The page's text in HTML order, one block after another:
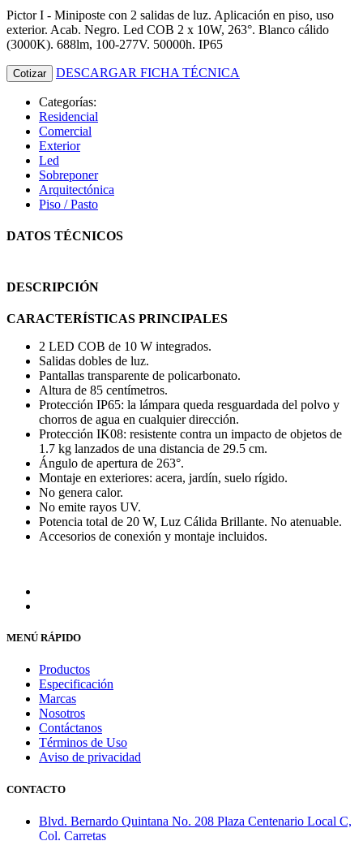
Pictor I - Miniposte con 2 salidas de luz. Aplicación en piso, uso
exterior. Acab. Negro. Led COB 2 x 10W, 263°. Blanco cálido
(3000K). 688lm, 100-277V. 50000h. IP65
Cotizar DESCARGAR FICHA TÉCNICA
Categorías:
Residencial
Comercial
Exterior
Led
Sobreponer
Arquitectónica
Piso / Pasto
DATOS TÉCNICOS
DESCRIPCIÓN
CARACTERÍSTICAS PRINCIPALES
2 LED COB de 10 W integrados.
Salidas dobles de luz.
Pantallas transparente de policarbonato.
Altura de 85 centímetros.
Protección IP65: la lámpara queda resguardada del polvo y
chorros de agua en cualquier dirección.
Protección IK08: resistente contra un impacto de objetos de
1.7 kg lanzados de una distancia de 29.5 cm.
Ángulo de apertura de 263°.
Montaje en exteriores: acera, jardín, suelo rígido.
No genera calor.
No emite rayos UV.
Potencia total de 20 W, Luz Cálida Brillante. No atenuable.
Accesorios de conexión y montaje incluidos.
MENÚ RÁPIDO
Productos
Especificación
Marcas
Nosotros
Contáctanos
Términos de Uso
Aviso de privacidad
CONTACTO
Blvd. Bernardo Quintana No. 208 Plaza Centenario Local C,
Col. Carretas